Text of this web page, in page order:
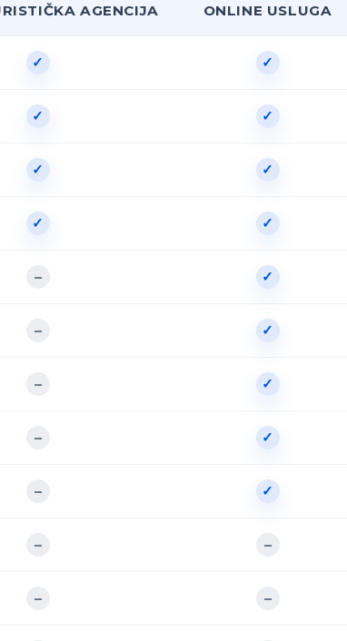
AGENCIJA ONLINE USLUGA
✓ ✓
✓ ✓
✓ ✓
✓ ✓
– ✓
– ✓
– ✓
– ✓
– ✓
– –
– –